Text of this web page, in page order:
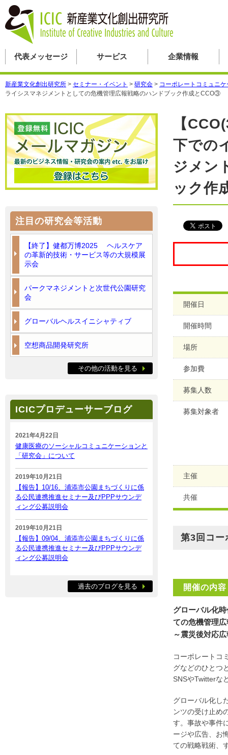
代表メッセージ サービス 企業情報
新産業文化創出研究所 > セミナー・イベント > 研究会 > コーポレートコミュニ
ライシスマネジメントとしての危機管理広報戦略のハンドブック作成とCCO③
【
下での
ジメン
ック作
開催日
開催時間
場所
参加費
募集人数
募集対象者
主催
共催
第3回コー
開催の内容
グローバル化
ての危機管理
～震災後対応
コーポレートコ
グなどのひとつ
SNSやTwitterな
グローバル化し
ンツの受け止め
す。事故や事件
ージや広告、お
ての戦略戦術、
注目の研究会等活動
【終了】健都万博2025 ヘルスケア
の革新的技術・サービス等の大規模展
示会
パークマネジメントと次世代公園研究
会
グローバルヘルスイニシャティブ
空想商品開発研究所
その他の活動を見る
ICICプロデューサーブログ
2021年4月22日
健康医療のソーシャルコミュニケーションと
「研究会」について
2019年10月21日
【報告】10/16、浦添市公園まちづくりに係
る公民連携推進セミナー及びPPPサウンデ
ィング公募説明会
2019年10月21日
【報告】09/04、浦添市公園まちづくりに係
る公民連携推進セミナー及びPPPサウンデ
ィング公募説明会
過去のブログを見る